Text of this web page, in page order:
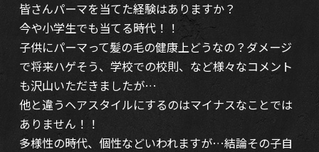
皆さんパーマを当てた経験はありますか？
今や小学生でも当てる時代！！
子供にパーマって髪の毛の健康上どうなの？ダメージ
で将来ハゲそう、学校での校則、など様々なコメント
も沢山いただきましたが…
他と違うヘアスタイルにするのはマイナスなことでは
ありません！！
多様性の時代、個性などいわれますが…結論その子自